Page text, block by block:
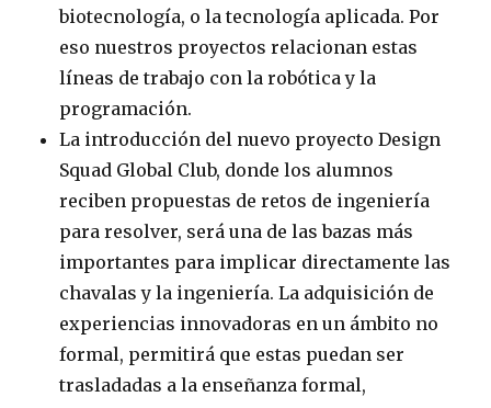
biotecnología, o la tecnología aplicada. Por
eso nuestros proyectos relacionan estas
líneas de trabajo con la robótica y la
programación.
La introducción del nuevo proyecto Design
Squad Global Club, donde los alumnos
reciben propuestas de retos de ingeniería
para resolver, será una de las bazas más
importantes para implicar directamente las
chavalas y la ingeniería. La adquisición de
experiencias innovadoras en un ámbito no
formal, permitirá que estas puedan ser
trasladadas a la enseñanza formal,